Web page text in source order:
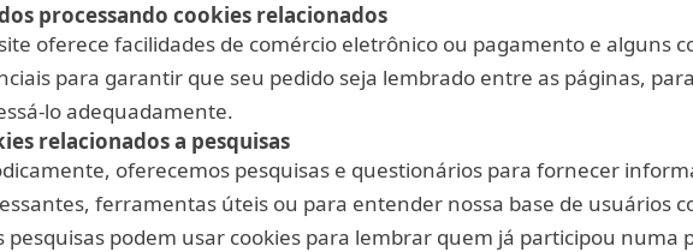
processando cookies relacionados
oferece facilidades de comércio eletrônico ou pagamento e alguns
para garantir que seu pedido seja lembrado entre as páginas,
lo adequadamente.
relacionados a pesquisas
oferecemos pesquisas e questionários para fornecer
ferramentas úteis ou para entender nossa base de usuários
pesquisas podem usar cookies para lembrar quem já participou numa